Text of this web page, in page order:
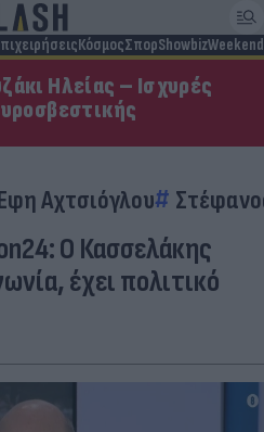
ΚόσμοςΣπορShowbizWeekend
Ηλείας – Ισχυρές
Αχτσιόγλου
Ο Κασσελάκης
έχει πολιτικό